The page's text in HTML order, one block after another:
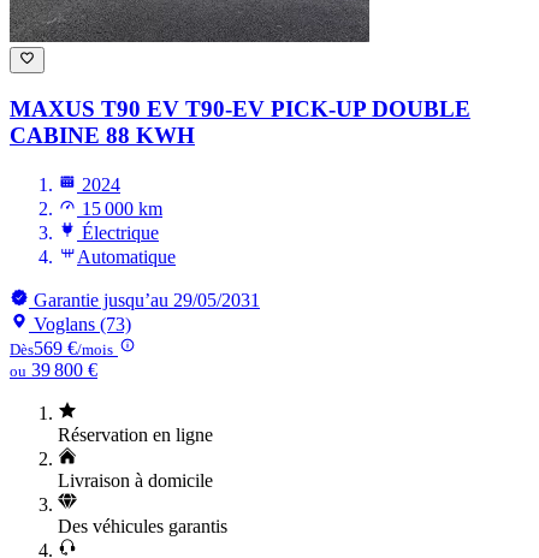
MAXUS T90 EV T90-EV PICK-UP DOUBLE
CABINE 88 KWH
2024
15 000 km
Électrique
Automatique
Garantie jusqu’au 29/05/2031
Voglans (73)
Dès569 €/mois
ou 39 800 €
Réservation en ligne
Livraison à domicile
Des véhicules garantis